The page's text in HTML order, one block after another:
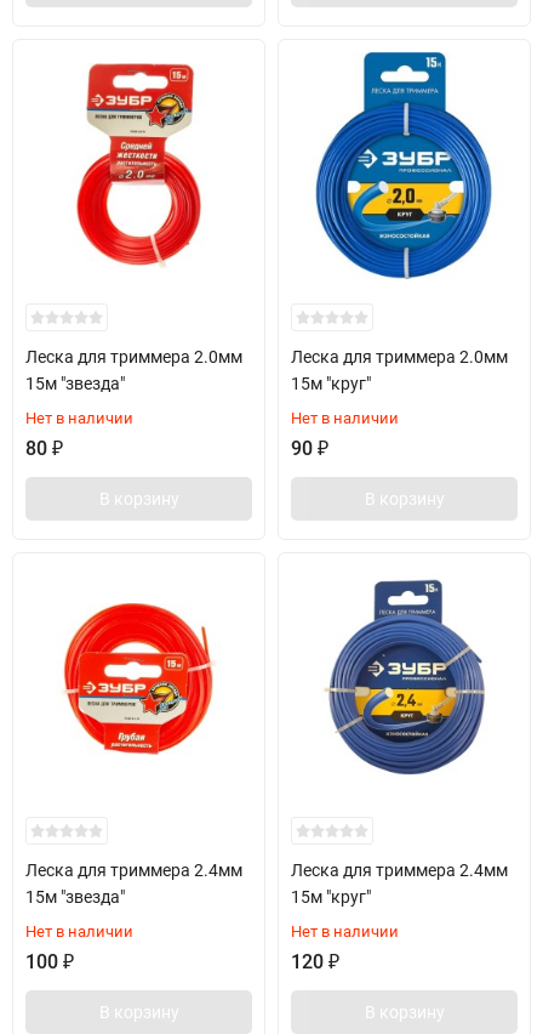
Леска для триммера 2.0мм
15м "звезда"
Нет в наличии
80 ₽
В корзину
Леска для триммера 2.0мм
15м "круг"
Нет в наличии
90 ₽
В корзину
Леска для триммера 2.4мм
15м "звезда"
Нет в наличии
100 ₽
В корзину
Леска для триммера 2.4мм
15м "круг"
Нет в наличии
120 ₽
В корзину